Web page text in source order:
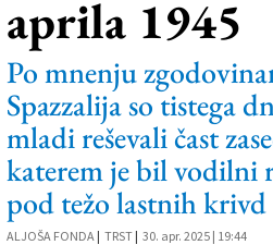
Še
Vreme
V Kioskih
Uredništvo
Oglasi
aprila 1945
Po mnenju
Spazzalija so tistega
mladi reševali čast
katerem je bil vodilni
pod težo lastnih krivd
ALJOŠA FONDA | TRST | 30. apr. 2025 | 19:44